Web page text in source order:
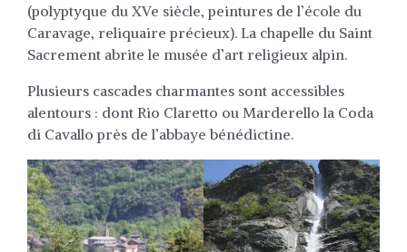
(polyptyque du XVe siècle, peintures de l’école du
Caravage, reliquaire précieux). La chapelle du Saint
Sacrement abrite le musée d’art religieux alpin.
Plusieurs cascades charmantes sont accessibles
alentours : dont Rio Claretto ou Marderello la Coda
di Cavallo près de l’abbaye bénédictine.